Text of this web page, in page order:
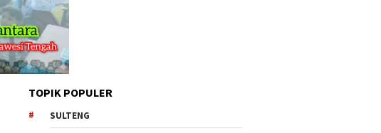
TOPIK POPULER
SULTENG